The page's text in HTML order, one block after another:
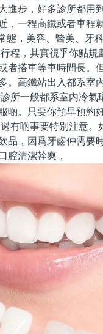
進步，好多診所都用
，一程高鐵或者車程
，美容、醫美、牙
程，其實視乎你點規
者搭車等車時間長。
。高鐵站出入都系室
所一般都系室內冷氣
啲。只要你預早預約
有啲事要特別注意。
品，因爲牙齒仲需要
腔清潔幹爽，